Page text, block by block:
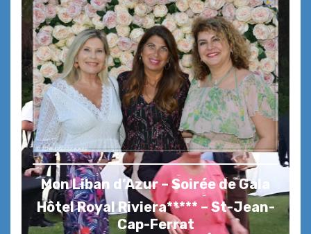
Mon Liban d’Azur – Soirée de Gala
Hôtel Royal Riviera***** – St-Jean-
Cap-Ferrat